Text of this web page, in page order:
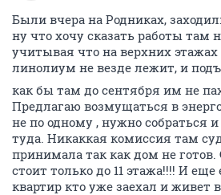
Были вчера на Родниках,
ну что хочу сказать работы там
учитывая что на верхних этажах
линолиум не везде лежит, и
как бы там до сентября им не
Предлагаю возмущаться в
не по одному , нужно собраться
туда. Никаккая комиссия там
принимала так как дом не
стоит только до 11 этажа!!!! И
квартир кто уже заехал и живет